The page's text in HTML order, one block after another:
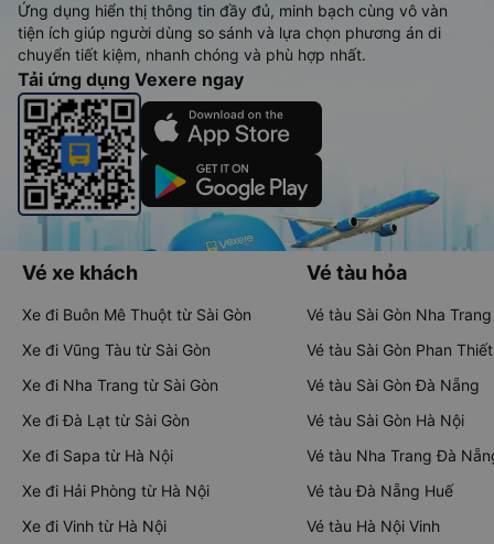
Ứng dụng hiển thị thông tin đầy đủ, minh bạch cùng vô vàn
tiện ích giúp người dùng so sánh và lựa chọn phương án di
chuyển tiết kiệm, nhanh chóng và phù hợp nhất.
Tải ứng dụng Vexere ngay
Vé xe khách
Xe đi Buôn Mê Thuột từ Sài Gòn
Xe đi Vũng Tàu từ Sài Gòn
Xe đi Nha Trang từ Sài Gòn
Xe đi Đà Lạt từ Sài Gòn
Xe đi Sapa từ Hà Nội
Xe đi Hải Phòng từ Hà Nội
Xe đi Vinh từ Hà Nội
Vé tàu hỏa
Vé tàu Sài Gòn Nha Trang
Vé tàu Sài Gòn Phan Thiết
Vé tàu Sài Gòn Đà Nẵng
Vé tàu Sài Gòn Hà Nội
Vé tàu Nha Trang Đà
Vé tàu Đà Nẵng Huế
Vé tàu Hà Nội Vinh